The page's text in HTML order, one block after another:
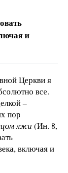
и
Церкви я
все.
–
пор
лжи (Ин. 8,
включая и